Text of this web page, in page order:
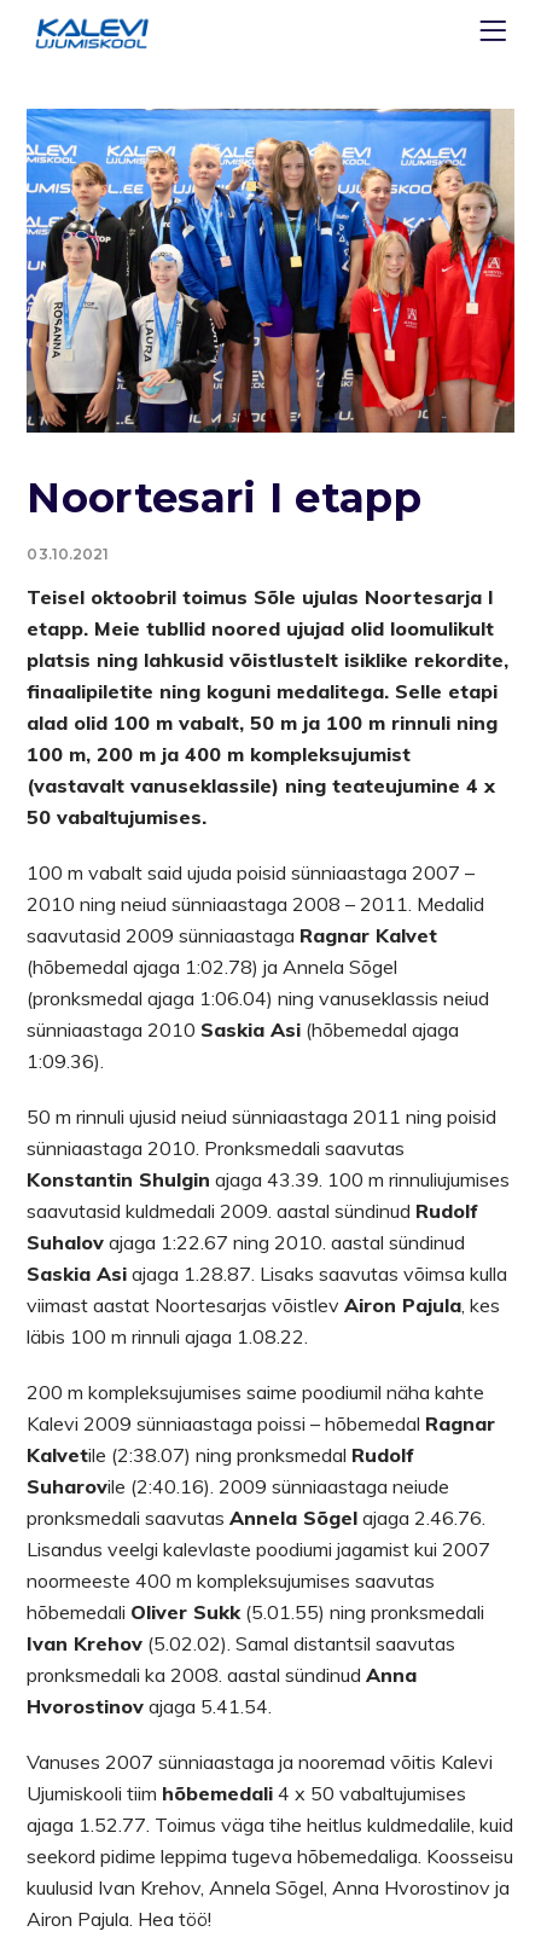
Noortesari I etapp
03.10.2021
Teisel oktoobril toimus Sõle ujulas Noortesarja I
etapp. Meie tubllid noored ujujad olid loomulikult
platsis ning lahkusid võistlustelt isiklike rekordite,
finaalipiletite ning koguni medalitega. Selle etapi
alad olid 100 m vabalt, 50 m ja 100 m rinnuli ning
100 m, 200 m ja 400 m kompleksujumist
(vastavalt vanuseklassile) ning teateujumine 4 x
50 vabaltujumises.
100 m vabalt said ujuda poisid sünniaastaga 2007 –
2010 ning neiud sünniaastaga 2008 – 2011. Medalid
saavutasid 2009 sünniaastaga Ragnar Kalvet
(hõbemedal ajaga 1:02.78) ja Annela Sõgel
(pronksmedal ajaga 1:06.04) ning vanuseklassis neiud
sünniaastaga 2010 Saskia Asi (hõbemedal ajaga
1:09.36).
50 m rinnuli ujusid neiud sünniaastaga 2011 ning poisid
sünniaastaga 2010. Pronksmedali saavutas
Konstantin Shulgin ajaga 43.39. 100 m rinnuliujumises
saavutasid kuldmedali 2009. aastal sündinud Rudolf
Suhalov ajaga 1:22.67 ning 2010. aastal sündinud
Saskia Asi ajaga 1.28.87. Lisaks saavutas võimsa kulla
viimast aastat Noortesarjas võistlevAiron Pajula, kes
läbis 100 m rinnuli ajaga 1.08.22.
200 m kompleksujumises saime poodiumil näha kahte
Kalevi 2009 sünniaastaga poissi – hõbemedal Ragnar
Kalvetile (2:38.07) ning pronksmedal Rudolf
Suharovile (2:40.16). 2009 sünniaastaga neiude
pronksmedali saavutasAnnela Sõgel ajaga 2.46.76.
Lisandus veelgi kalevlaste poodiumi jagamist kui 2007
noormeeste 400 m kompleksujumises saavutas
hõbemedali Oliver Sukk(5.01.55) ning pronksmedali
Ivan Krehov (5.02.02). Samal distantsil saavutas
pronksmedali ka 2008. aastal sündinudAnna
Hvorostinov ajaga 5.41.54.
Vanuses 2007 sünniaastaga ja nooremad võitis Kalevi
Ujumiskooli tiim hõbemedali 4 x 50 vabaltujumises
ajaga 1.52.77. Toimus väga tihe heitlus kuldmedalile, kuid
seekord pidime leppima tugeva hõbemedaliga. Koosseisu
kuulusid Ivan Krehov, Annela Sõgel, Anna Hvorostinov ja
Airon Pajula. Hea töö!